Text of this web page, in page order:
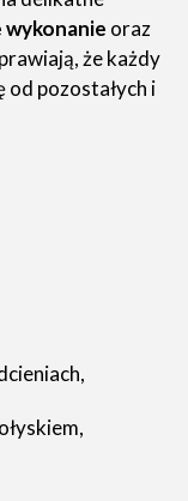
wykonanie oraz
że każdy
od pozostałych i